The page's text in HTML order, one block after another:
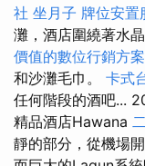
社 坐月子 牌位安置
灘，酒店圍繞著水
價值的數位行銷方案
和沙灘毛巾。 卡式
任何階段的酒吧...
精品酒店Hawana
靜的部分，從機場開